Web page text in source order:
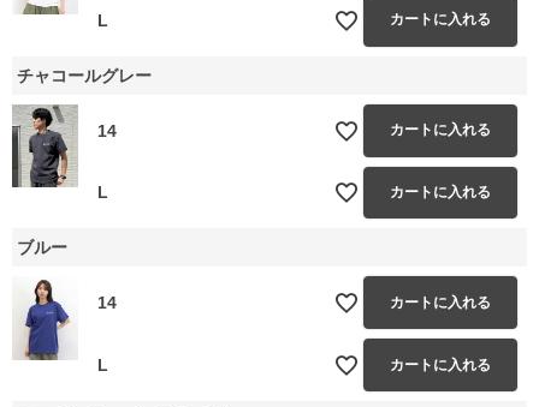
L カートに入れる
チャコールグレー
14 カートに入れる
L カートに入れる
ブルー
14 カートに入れる
L カートに入れる